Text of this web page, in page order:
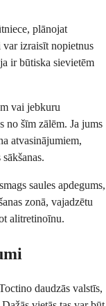
plānojat
izraisīt nopietnus
ir būtiska sievietēm
vai jebkuru
no šīm zālēm. Ja jums
atvasinājumiem,
saules apdegums,
zonā, vajadzētu
alitretinoīnu.
daudzās valstīs,